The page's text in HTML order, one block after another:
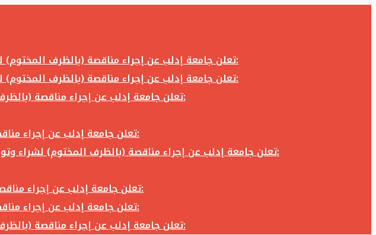
تعلن جامعة إدلب عن إجراء مناقصة (بالظرف المختوم) لشراء وتوريد كاميرا تصوير وعدسة كاميرا لزوم المكتب الإعلامي في جامعة إدلب وفق الآتي:
تعلن جامعة إدلب عن إجراء مناقصة (بالظرف المختوم) لشراء وتوريد كاميرا تصوير وعدسة كاميرا لزوم المكتب الإعلامي في جامعة إدلب وفق الآتي:
تعلن جامعة إدلب عن إجراء مناقصة (بالظرف المختوم) لأعمال تجهيز مخبر الدراسات العليا في كلية العلوم في جامعة ادلب وفق الآتي:
تعلن جامعة إدلب عن إجراء مناقصة (بالظرف المختوم) لشراء وتوريد أثاث مكاتب لزوم مكاتب وقاعات جامعة إدلب وفق الآتي:
تعلن جامعة إدلب عن إجراء مناقصة (بالظرف المختوم) لشراء وتوريد زجاجيات ومواد مخبرية لزوم مخابر جامعة إدلب وفق الكميات والمواصفات المحددة أدناه:
تعلن جامعة إدلب عن إجراء مناقصة (بالظرف المختوم) لأعمال بناء طابق في مبنى رئاسة الجامعة في جامعة ادلب وفق الآتي:
تعلن جامعة إدلب عن إجراء مناقصة (بالظرف المختوم) لشراء وتوريد أثاث مكاتب لزوم مكاتب وقاعات جامعة إدلب وفق الآتي:
تعلن جامعة إدلب عن إجراء مناقصة (بالظرف المختوم) لأعمال تجهيز مخبر الدراسات العليا في كلية العلوم في جامعة ادلب وفق الآتي: